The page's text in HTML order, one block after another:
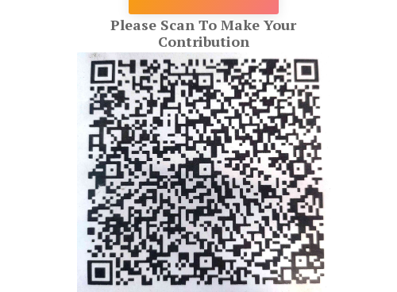
Please Scan To Make Your
Contribution